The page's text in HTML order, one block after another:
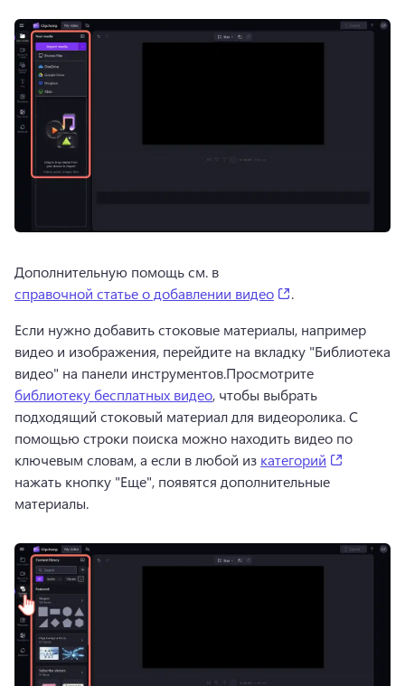
Дополнительную помощь см. в
справочной статье о добавлении видео
.
Если нужно добавить стоковые материалы, например
видео и изображения, перейдите на вкладку "Библиотека
видео" на панели инструментов.Просмотрите
библиотеку бесплатных видео, чтобы выбрать
подходящий стоковый материал для видеоролика. С
помощью строки поиска можно находить видео по
ключевым словам, а если в любой из категорий
нажать кнопку "Еще", появятся дополнительные
материалы.